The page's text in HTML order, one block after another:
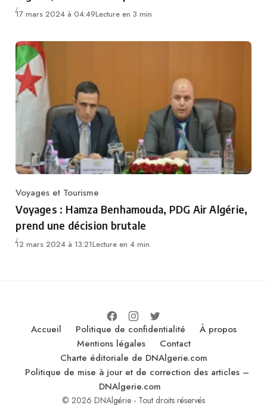
17 mars 2024 à 04:49Lecture en 3 min
Category
Voyages et Tourisme
Voyages : Hamza Benhamouda, PDG Air Algérie,
prend une décision brutale
12 mars 2024 à 13:21Lecture en 4 min
Accueil Politique de confidentialité
À propos
Mentions légales
Contact
Charte éditoriale de DNAlgerie.com
Politique de mise à jour et de correction des articles –
DNAlgerie.com
© 2026 DNAlgérie - Tout droits réservés